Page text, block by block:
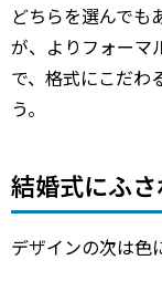
どちらを選んでも
が、よりフォーマ
で、格式にこだわ
う。
結婚式にふ
デザインの次は色